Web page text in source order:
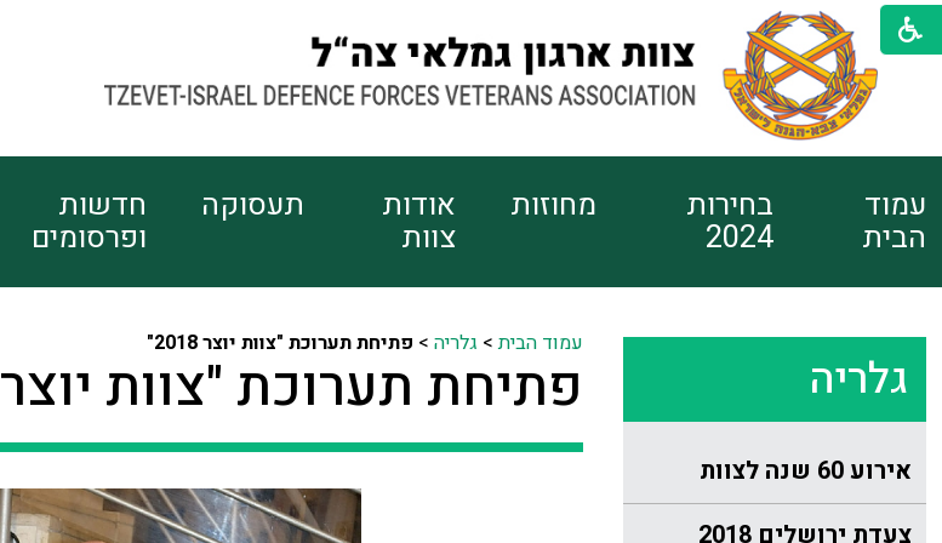
עמוד
הבית
בחירות
2024
מחוזות אודות
צוות
תעסוקה חדשות
ופרסומים
גלריה
אירוע 60 שנה לצוות
צעדת ירושלים 2018
עמוד הבית> גלריה > פתיחת תערוכת "צוות יוצר 2018"
פתיחת תערוכת "צוות יוצר 2018"